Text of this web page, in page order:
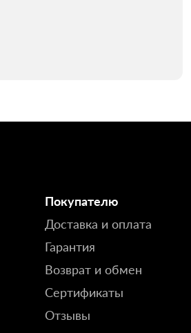
Покупателю
Доставка и оплата
Гарантия
Возврат и обмен
Сертификаты
Отзывы